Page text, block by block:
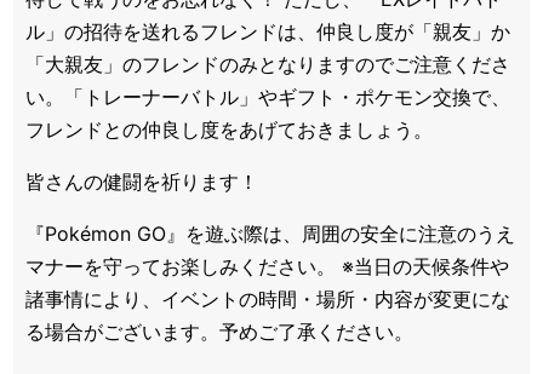
ル」の招待を送れるフレンドは、仲良し度が「親友」か
「大親友」のフレンドのみとなりますのでご注意くださ
い。「トレーナーバトル」やギフト・ポケモン交換で、
フレンドとの仲良し度をあげておきましょう。
皆さんの健闘を祈ります！
『Pokémon GO』を遊ぶ際は、周囲の安全に注意のうえ
マナーを守ってお楽しみください。 ※当日の天候条件や
諸事情により、イベントの時間・場所・内容が変更にな
る場合がございます。予めご了承ください。